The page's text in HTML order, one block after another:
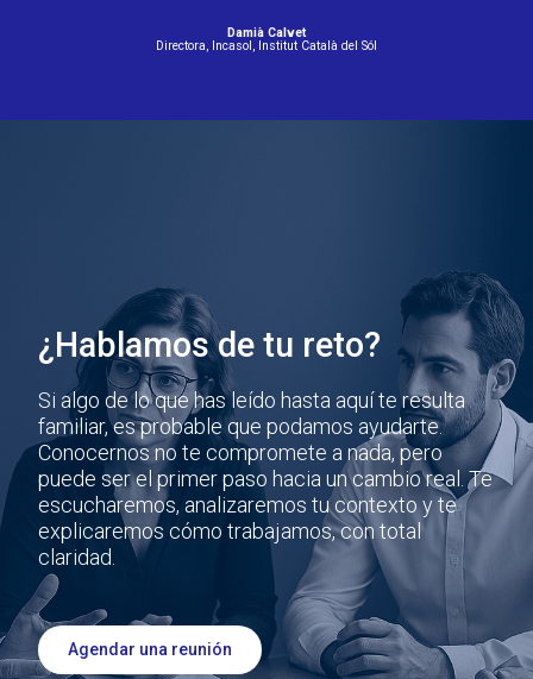
Damià Calvet
Directora, Incasol, Institut Català del Sól
¿Hablamos de tu reto?
Si algo de lo que has leído hasta aquí te resulta
familiar, es probable que podamos ayudarte.
Conocernos no te compromete a nada, pero
puede ser el primer paso hacia un cambio real. Te
escucharemos, analizaremos tu contexto y te
explicaremos cómo trabajamos, con total
claridad.
Agendar una reunión